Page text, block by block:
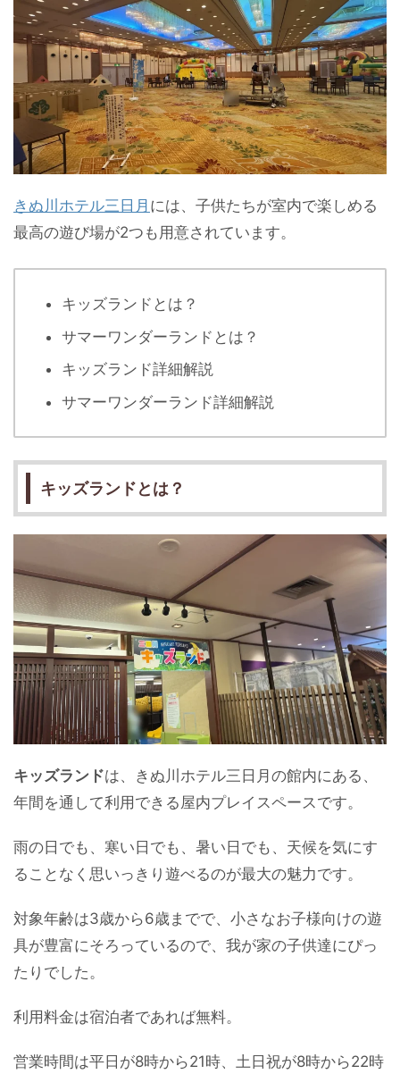
きぬ川ホテル三日月 には、子供たちが室内で楽しめる
最高の遊び場が2つも用意されています。
キッズランドとは？
サマーワンダーランドとは？
キッズランド詳細解説
サマーワンダーランド詳細解説
キッズランドとは？
キッズランドは、きぬ川ホテル三日月の館内にある、
年間を通して利用できる屋内プレイスペースです。
雨の日でも、寒い日でも、暑い日でも、天候を気にす
ることなく思いっきり遊べるのが最大の魅力です。
対象年齢は3歳から6歳までで、小さなお子様向けの遊
具が豊富にそろっているので、我が家の子供達にぴっ
たりでした。
利用料金は宿泊者であれば無料。
営業時間は平日が8時から21時、土日祝が8時から22時